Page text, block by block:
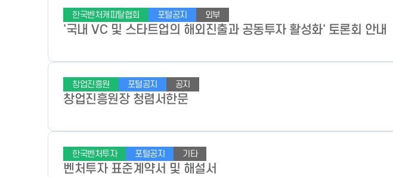
한국벤처캐피탈협회 포털공지 외부
'국내 VC 및 스타트업의 해외진출과 공동투자 활성화' 토론회 안내
창업진흥원 포털공지 공지
창업진흥원장 청렴서한문
한국벤처투자 포털공지 기타
벤처투자 표준계약서 및 해설서